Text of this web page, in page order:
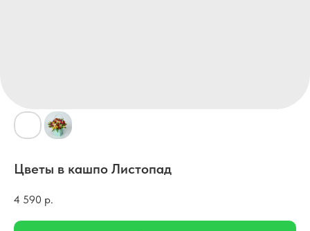
Цветы в кашпо Листопад
4 590 р.